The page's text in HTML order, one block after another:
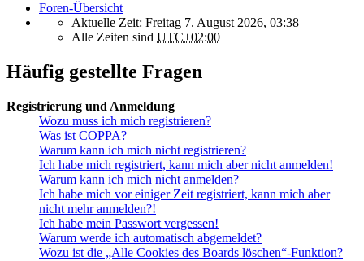
Foren-Übersicht
Aktuelle Zeit: Freitag 7. August 2026, 03:38
Alle Zeiten sind UTC+02:00
Häufig gestellte Fragen
Registrierung und Anmeldung
Wozu muss ich mich registrieren?
Was ist COPPA?
Warum kann ich mich nicht registrieren?
Ich habe mich registriert, kann mich aber nicht anmelden!
Warum kann ich mich nicht anmelden?
Ich habe mich vor einiger Zeit registriert, kann mich aber
nicht mehr anmelden?!
Ich habe mein Passwort vergessen!
Warum werde ich automatisch abgemeldet?
Wozu ist die „Alle Cookies des Boards löschen“-Funktion?